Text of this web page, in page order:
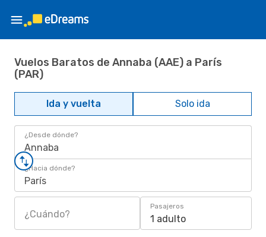
Vuelos Baratos de Annaba (AAE) a París
(PAR)
Ida y vuelta Solo ida
¿Desde dónde?
Annaba
¿Hacia dónde?
París
¿Cuándo?
Pasajeros
1 adulto